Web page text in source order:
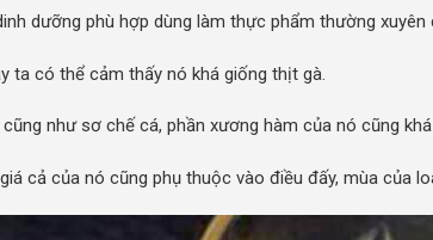
dưỡng phù hợp dùng làm thực phẩm thường xuyên
ta có thể cảm thấy nó khá giống thịt gà.
như sơ chế cá, phần xương hàm của nó cũng
cả của nó cũng phụ thuộc vào điều đấy, mùa của